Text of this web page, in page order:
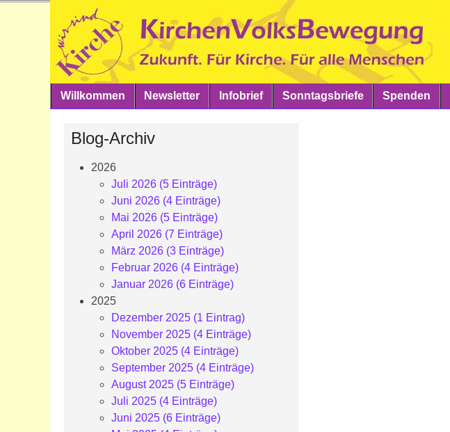
Willkommen
Newsletter Infobrief Sonntagsbriefe Spenden
Blog-Archiv
2026
Juli 2026 (5 Einträge)
Juni 2026 (4 Einträge)
Mai 2026 (5 Einträge)
April 2026 (7 Einträge)
März 2026 (3 Einträge)
Februar 2026 (4 Einträge)
Januar 2026 (6 Einträge)
2025
Dezember 2025 (1 Eintrag)
November 2025 (4 Einträge)
Oktober 2025 (4 Einträge)
September 2025 (4 Einträge)
August 2025 (5 Einträge)
Juli 2025 (4 Einträge)
Juni 2025 (6 Einträge)